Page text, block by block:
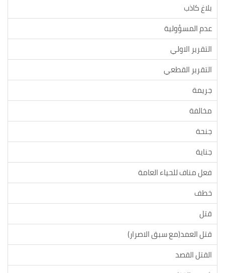
بلاغ كاذب
عدم المسؤولية
التقرير الاولي
التقرير القطعي
جريمة
مخالفة
جنحة
جناية
فعل مناف للحياء العامة
خطف
قتل
قتل العمد(مع سبق الاصرار)
القتل القصد